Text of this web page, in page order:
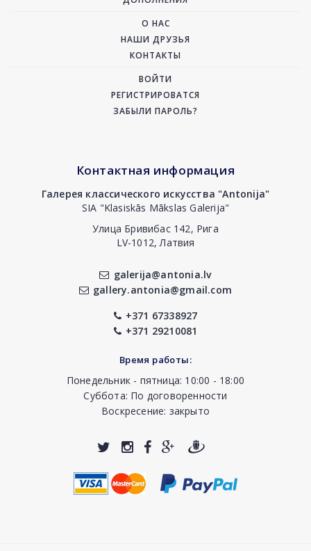
О НАС
НАШИ ДРУЗЬЯ
КОНТАКТЫ
ВОЙТИ
РЕГИСТРИРОВАТСЯ
ЗАБЫЛИ ПАРОЛЬ?
Контактная информация
Галерея классического искусства "Antonija"
SIA "Klasiskās Mākslas Galerija"
Улица Бривибас 142, Рига
LV-1012, Латвия
galerija@antonia.lv
gallery.antonia@gmail.com
+371 67338927
+371 29210081
Время работы:
Понедельник - пятница: 10:00 - 18:00
Суббота: По договоренности
Воскресение: закрыто